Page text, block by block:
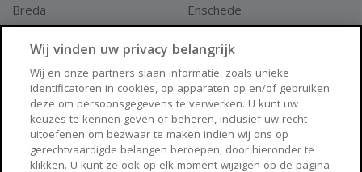
Breda
Arnhem
Enschede
Zwolle
Huisnet
Wij vinden uw privacy belangrijk
Wij en onze partners slaan informatie, zoals unieke
identificatoren in cookies, op apparaten op en/of gebruiken
deze om persoonsgegevens te verwerken. U kunt uw
keuzes te kennen geven of beheren, inclusief uw recht
uitoefenen om bezwaar te maken indien wij ons op
gerechtvaardigde belangen beroepen, door hieronder te
klikken. U kunt ze ook op elk moment wijzigen op de pagina